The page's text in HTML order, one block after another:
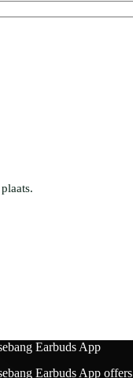
Earbuds App
Earbuds App offers